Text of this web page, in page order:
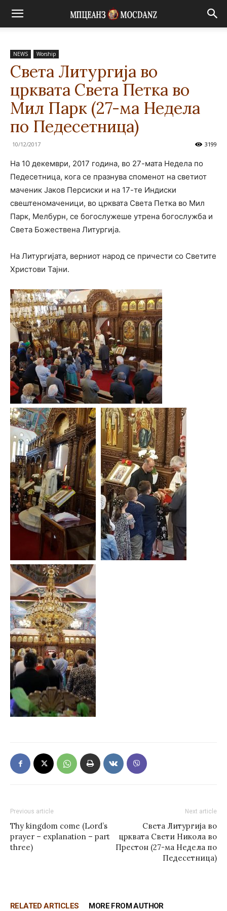
NEWS Worship
Света Литургија во
црквата Света Петка во
Мил Парк (27-ма Недела
по Педесетница)
10/12/2017 3199
На 10 декември, 2017 година, во 27-мата Недела по
Педесетница, кога се празнува споменот на светиот
маченик Јаков Персиски и на 17-те Индиски
свештеномаченици, во црквата Света Петка во Мил
Парк, Мелбурн, се богослужеше утрена богослужба и
Света Божествена Литургија.
На Литургијата, верниот народ се причести со Светите
Христови Тајни.
Previous article
Thy kingdom come (Lord’s
prayer – explanation – part
three)
Next article
Света Литургија во
црквата Свети Никола во
Престон (27-ма Недела по
Педесетница)
RELATED ARTICLES MORE FROM AUTHOR